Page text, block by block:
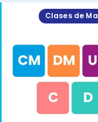
Clases de